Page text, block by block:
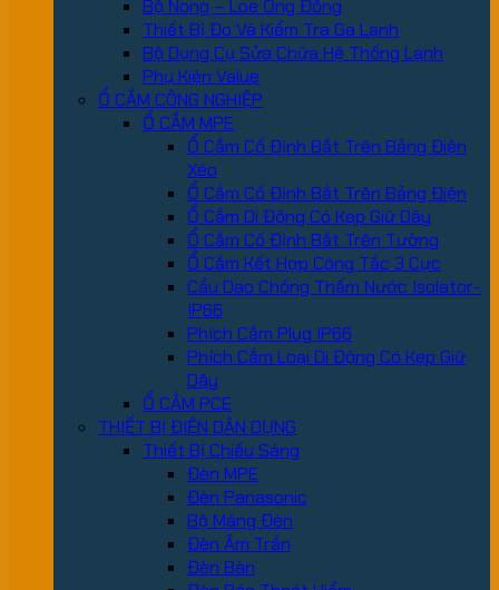
Bộ Nong – Loe Ống Đồng
Thiết Bị Đo Và Kiểm Tra Ga Lạnh
Bộ Dụng Cụ Sửa Chữa Hệ Thống Lạnh
Phụ Kiện Value
Ổ CẮM CÔNG NGHIỆP
Ổ CẮM MPE
Ổ Cắm Cố Định Bắt Trên Bảng Điện
Xéo
Ổ Cắm Cố Định Bắt Trên Bảng Điện
Ổ Cắm Di Động Có Kẹp Giữ Dây
Ổ Cắm Cố Định Bắt Trên Tường
Ổ Cắm Kết Hợp Công Tắc 3 Cực
Cầu Dao Chống Thấm Nước Isolator-
IP66
Phích Cắm Plug IP66
Phích Cắm Loại Di Động Có Kẹp Giữ
Dây
Ổ CẮM PCE
THIẾT BỊ ĐIỆN DÂN DỤNG
Thiết Bị Chiếu Sáng
Đèn MPE
Đèn Panasonic
Bộ Máng Đèn
Đèn Âm Trần
Đèn Bàn